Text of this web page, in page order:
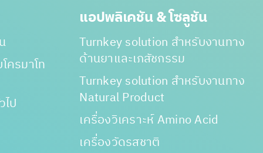
ครมาโท
ป
แอปพลิเคชัน & โซลูชัน
Turnkey solution สำหรับงานทาง
ด้านยาและเภสัชกรรม
Turnkey solution สำหรับงานทาง
Natural Product
เครื่องวิเคราะห์ Amino Acid
เครื่องวัดรสชาติ